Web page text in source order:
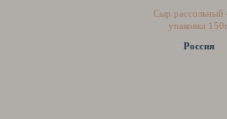
Сыр рассольный
упаковка 150г
Россия